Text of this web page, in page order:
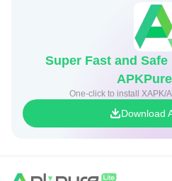
تطبيق من نوعه عربياً حيث يعمل
وسائل دمج التكنولوجيا باللعب
هو خيارك الأمثل لتقرأ بسرعة
ميزة تنافسية عالية تساعدك على
Super Fast and
One-click to install XAPK/
Download